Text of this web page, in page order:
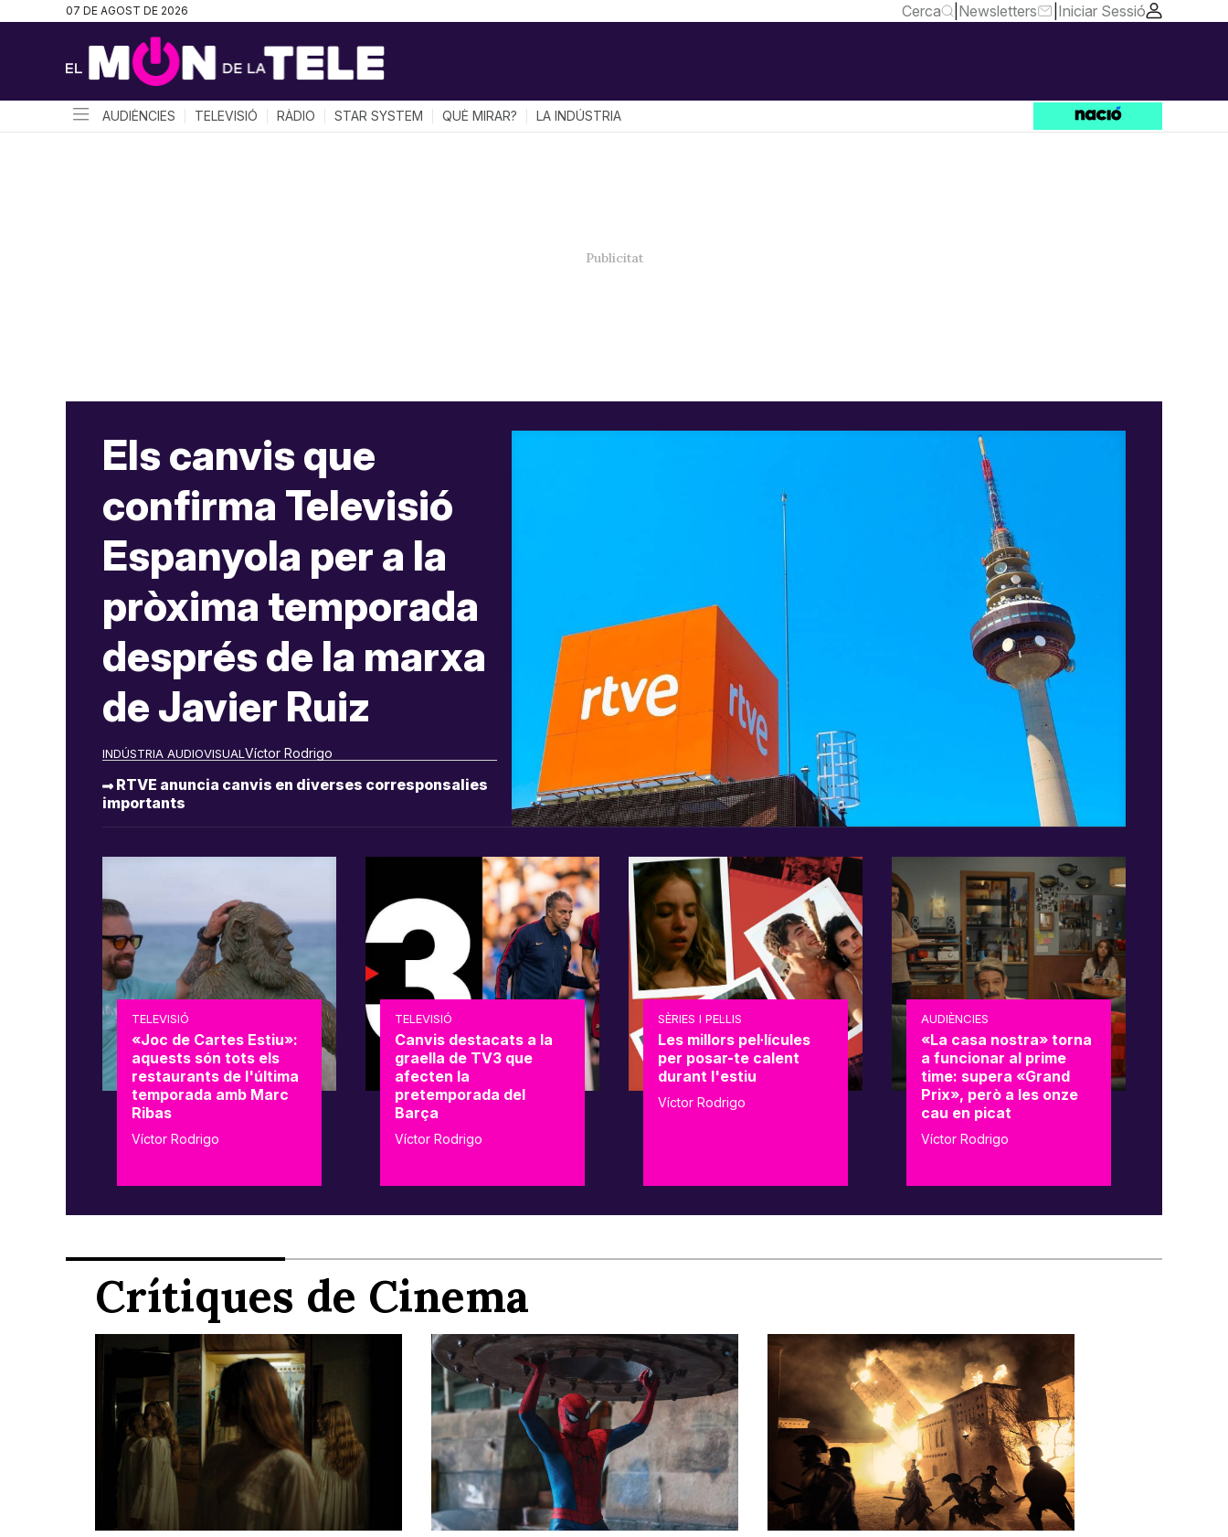
07 DE AGOST DE 2026 Cerca Newsletters Iniciar Sessió
AUDIÈNCIES TELEVISIÓ RÀDIO STAR SYSTEM QUÈ MIRAR? LA INDÚSTRIA
INDÚSTRIA AUDIOVISUAL
Els canvis que
confirma Televisió
Espanyola per a la
pròxima temporada
després de la marxa
de Javier Ruiz
Víctor Rodrigo
RTVE anuncia canvis en diverses corresponsalies
importants
TELEVISIÓ
«Joc de Cartes Estiu»:
aquests són tots els
restaurants de l'última
temporada amb Marc
Ribas
Víctor Rodrigo
TELEVISIÓ
Canvis destacats a la
graella de TV3 que
afecten la
pretemporada del
Barça
Víctor Rodrigo
SÈRIES I PEL·LIS
Les millors pel·lícules
per posar-te calent
durant l'estiu
Víctor Rodrigo
AUDIÈNCIES
«La casa nostra» torna
a funcionar al prime
time: supera «Grand
Prix», però a les onze
cau en picat
Víctor Rodrigo
Crítiques de Cinema